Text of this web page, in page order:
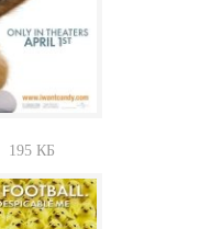
195 КБ